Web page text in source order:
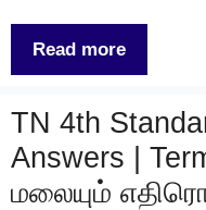
Read more
TN 4th
Answers |
மலையும்